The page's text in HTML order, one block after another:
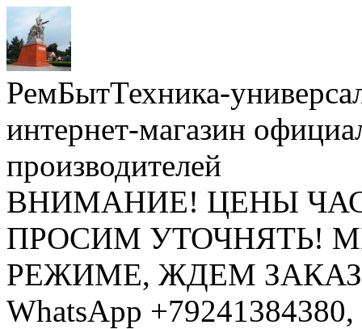
РемБытТехника-
интернет-магазин
производителей
ВНИМАНИЕ! ЦЕНЫ
ПРОСИМ УТОЧНЯТЬ!
РЕЖИМЕ, ЖДЕМ ЗАКАЗЫ:
WhatsApp